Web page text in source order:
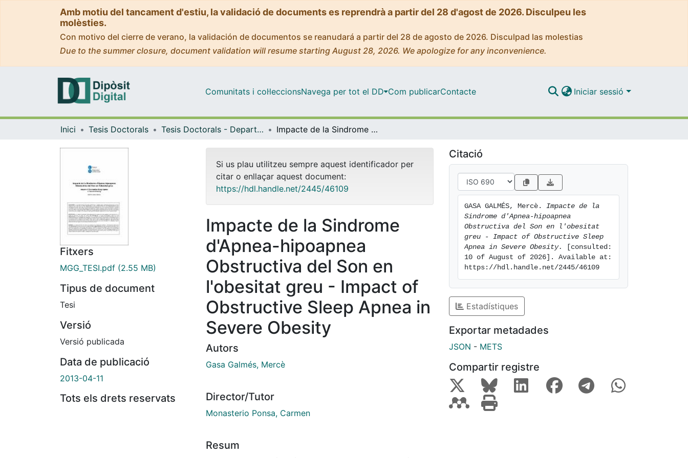
Amb motiu del tancament d'estiu, la validació de documents es reprendrà a partir del 28 d'agost de 2026. Disculpeu les
molèsties.
Con motivo del cierre de verano, la validación de documentos se reanudará a partir del 28 de agosto de 2026. Disculpad las molestias
Due to the summer closure, document validation will resume starting August 28, 2026. We apologize for any inconvenience.
Comunitats i col·leccionsNavega per tot el DD Com publicarContacte Iniciar sessió
Inici Tesis Doctorals Tesis Doctorals - Departament - Ciències Clíniques Impacte de la Sindrome d'Apnea-hipoapnea Obstructiva del Son en l'obesitat greu - Impact of Obstructive Sleep Apnea in Severe Obesity
Fitxers
MGG_TESI.pdf (2.55 MB)
Tipus de document
Tesi
Versió
Versió publicada
Data de publicació
2013-04-11
Tots els drets reservats
Si us plau utilitzeu sempre aquest identificador per
citar o enllaçar aquest document:
https://hdl.handle.net/2445/46109
Impacte de la Sindrome
d'Apnea-hipoapnea
Obstructiva del Son en
l'obesitat greu - Impact of
Obstructive Sleep Apnea in
Severe Obesity
Autors
Gasa Galmés, Mercè
Director/Tutor
Monasterio Ponsa, Carmen
Resum
Citació
GASA GALMÉS, Mercè. Impacte de la
Sindrome d'Apnea-hipoapnea
Obstructiva del Son en l'obesitat
greu - Impact of Obstructive Sleep
Apnea in Severe Obesity.
[consulted:
10 of August of 2026]. Available at:
https://hdl.handle.net/2445/46109
Estadístiques
Exportar metadades
JSON - METS
Compartir registre